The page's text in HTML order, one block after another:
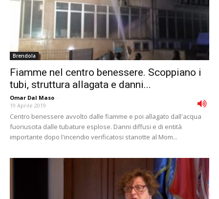
Brendola
Fiamme nel centro benessere. Scoppiano i
tubi, struttura allagata e danni...
Omar Dal Maso -
19 Aprile 2019
Centro benessere avvolto dalle fiamme e poi allagato dall'acqua
fuoriuscita dalle tubature esplose. Danni diffusi e di entità
importante dopo l'incendio verificatosi stanotte al Mom...